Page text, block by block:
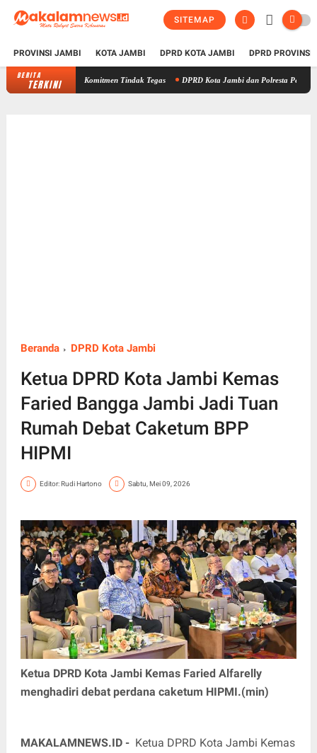
SITEMAP
PROVINSI JAMBI KOTA JAMBI DPRD KOTA JAMBI DPRD
BERITA
TERKINI
Jambi Komitmen Tindak Tegas DPRD Kota Jambi dan Polresta Perkuat Sinergi,
Beranda DPRD Kota Jambi
Ketua DPRD Kota Jambi Kemas
Faried Bangga Jambi Jadi Tuan
Rumah Debat Caketum BPP
HIPMI
Editor: Rudi Hartono Sabtu, Mei 09, 2026
Ketua DPRD Kota Jambi Kemas Faried Alfarelly
menghadiri debat perdana caketum HIPMI.(min)
MAKALAMNEWS.ID - Ketua DPRD Kota Jambi Kemas